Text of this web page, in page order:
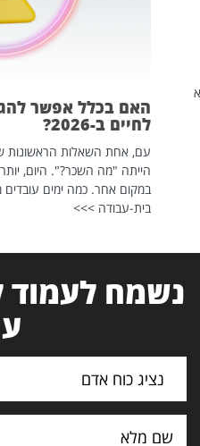
האם בכלל אפשר
לחיים ב-2026?
עם, אחת השאלות הראשונות
הייתה "מה השכר?". היום,
במקום אחר. כמה ימים עובדים
בית-עבודה >>>
נשמח לעמוד
נציג כוח אדם